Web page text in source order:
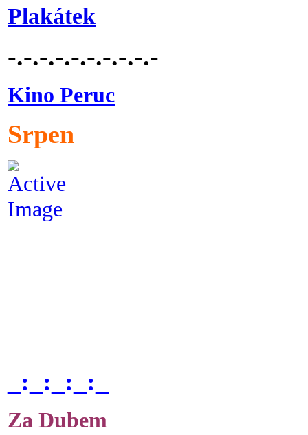
Plakátek
-.-.-.-.-.-.-.-.-.-
Kino Peruc
Srpen
_:_:_:_:_
Za Dubem